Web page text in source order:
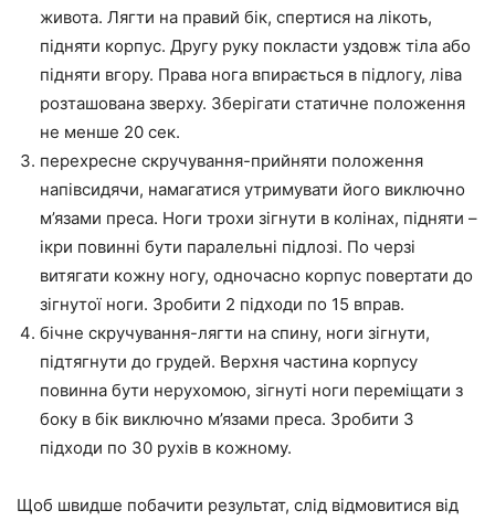
живота. Лягти на правий бік, спертися на лікоть,
підняти корпус. Другу руку покласти уздовж тіла або
підняти вгору. Права нога впирається в підлогу, ліва
розташована зверху. Зберігати статичне положення
не менше 20 сек.
перехресне скручування-прийняти положення
напівсидячи, намагатися утримувати його виключно
м’язами преса. Ноги трохи зігнути в колінах, підняти –
ікри повинні бути паралельні підлозі. По черзі
витягати кожну ногу, одночасно корпус повертати до
зігнутої ноги. Зробити 2 підходи по 15 вправ.
бічне скручування-лягти на спину, ноги зігнути,
підтягнути до грудей. Верхня частина корпусу
повинна бути нерухомою, зігнуті ноги переміщати з
боку в бік виключно м’язами преса. Зробити 3
підходи по 30 рухів в кожному.
Щоб швидше побачити результат, слід відмовитися від